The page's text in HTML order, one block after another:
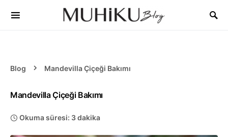
Blog Mandevilla Çiçeği Bakımı
Mandevilla Çiçeği Bakımı
Okuma süresi: 3 dakika